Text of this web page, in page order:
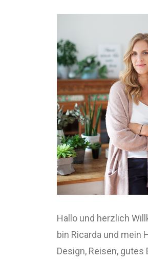
Hallo und herzlich
bin Ricarda und mein
Design, Reisen, gutes